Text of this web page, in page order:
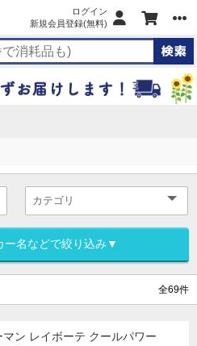
ログイン
新規会員登録(無料)
ー名などで絞り込み▼
全69件
マン レイボーテ クールパワー